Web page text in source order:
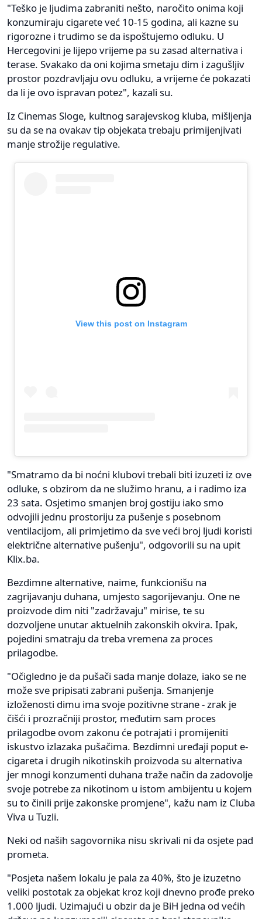
"Teško je ljudima zabraniti nešto, naročito onima koji
konzumiraju cigarete već 10-15 godina, ali kazne su
rigorozne i trudimo se da ispoštujemo odluku. U
Hercegovini je lijepo vrijeme pa su zasad alternativa i
terase. Svakako da oni kojima smetaju dim i zagušljiv
prostor pozdravljaju ovu odluku, a vrijeme će pokazati
da li je ovo ispravan potez", kazali su.
Iz Cinemas Sloge, kultnog sarajevskog kluba, mišljenja
su da se na ovakav tip objekata trebaju primijenjivati
manje strožije regulative.
View this post on Instagram
"Smatramo da bi noćni klubovi trebali biti izuzeti iz ove
odluke, s obzirom da ne služimo hranu, a i radimo iza
23 sata. Osjetimo smanjen broj gostiju iako smo
odvojili jednu prostoriju za pušenje s posebnom
ventilacijom, ali primjetimo da sve veći broj ljudi koristi
električne alternative pušenju", odgovorili su na upit
Klix.ba.
Bezdimne alternative, naime, funkcionišu na
zagrijavanju duhana, umjesto sagorijevanju. One ne
proizvode dim niti "zadržavaju" mirise, te su
dozvoljene unutar aktuelnih zakonskih okvira. Ipak,
pojedini smatraju da treba vremena za proces
prilagodbe.
"Očigledno je da pušači sada manje dolaze, iako se ne
može sve pripisati zabrani pušenja. Smanjenje
izloženosti dimu ima svoje pozitivne strane - zrak je
čišći i prozračniji prostor, međutim sam proces
prilagodbe ovom zakonu će potrajati i promijeniti
iskustvo izlazaka pušačima. Bezdimni uređaji poput e-
cigareta i drugih nikotinskih proizvoda su alternativa
jer mnogi konzumenti duhana traže način da zadovolje
svoje potrebe za nikotinom u istom ambijentu u kojem
su to činili prije zakonske promjene", kažu nam iz Cluba
Viva u Tuzli.
Neki od naših sagovornika nisu skrivali ni da osjete pad
prometa.
"Posjeta našem lokalu je pala za 40%, što je izuzetno
veliki postotak za objekat kroz koji dnevno prođe preko
1.000 ljudi. Uzimajući u obzir da je BiH jedna od većih